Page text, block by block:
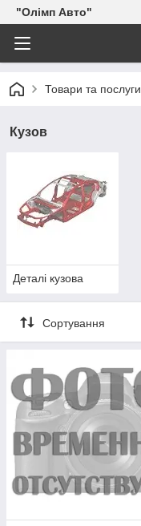
"Олімп Авто"
Товари та послуги
Кузов
Деталі кузова
Сортування